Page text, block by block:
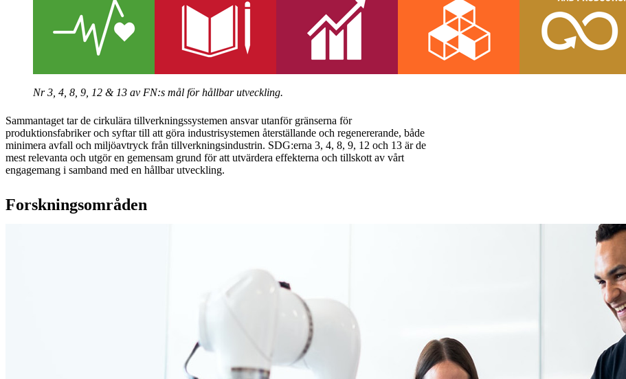
Nr 3, 4, 8, 9, 12 & 13 av FN:s mål för hållbar utveckling.
Sammantaget tar de cirkulära tillverkningssystemen ansvar utanför gränserna för
produktionsfabriker och syftar till att göra industrisystemen återställande och regenererande, både
minimera avfall och miljöavtryck från tillverkningsindustrin. SDG:erna 3, 4, 8, 9, 12 och 13 är de
mest relevanta och utgör en gemensam grund för att utvärdera effekterna och tillskott av vårt
engagemang i samband med en hållbar utveckling.
Forskningsområden